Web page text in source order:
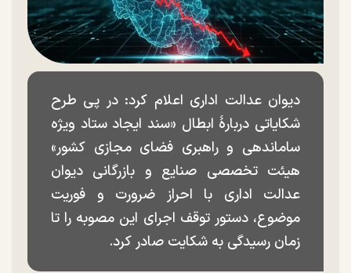
دیوان عدالت اداری اعلام کرد: در پی طرح
شکایاتی دربارهٔ ابطال «سند ایجاد ستاد ویژه
ساماندهی و راهبری فضای مجازی کشور»
هیئت تخصصی صنایع و بازرگانی دیوان
عدالت اداری با احراز ضرورت و فوریت
موضوع، دستور توقف اجرای این مصوبه را تا
زمان رسیدگی به شکایت صادر کرد.